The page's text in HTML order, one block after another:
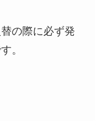
の際に必ず発
。